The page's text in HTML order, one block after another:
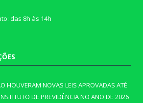
das 8h às 14h
HOUVERAM NOVAS LEIS APROVADAS ATÉ
DE PREVIDÊNCIA NO ANO DE 2026